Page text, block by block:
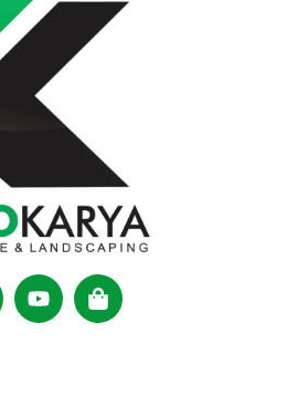
YoutubeShopping-
bag